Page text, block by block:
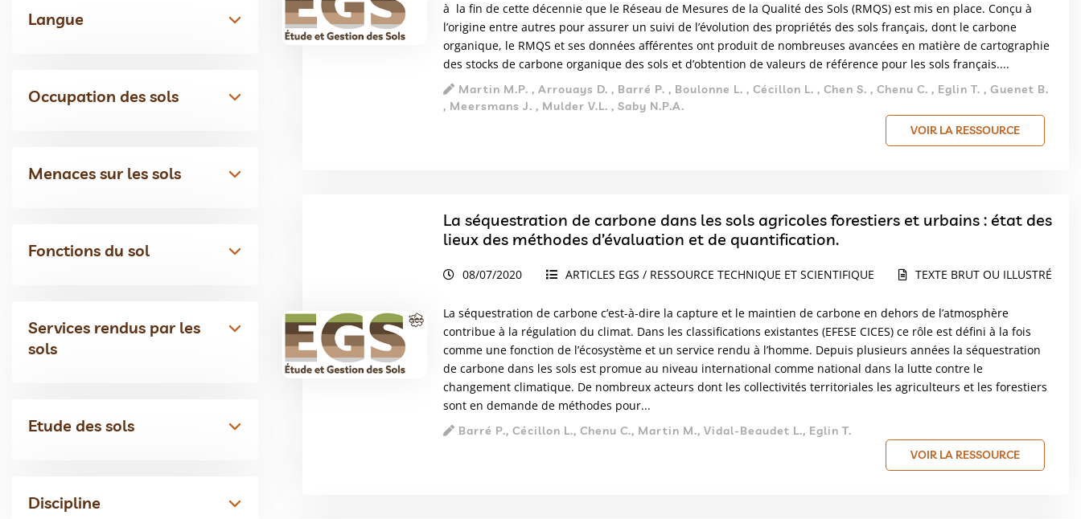
Langue
Occupation des sols
Menaces sur les sols
Fonctions du sol
Services rendus par les
sols
Etude des sols
Discipline
à la fin de cette décennie que le Réseau de Mesures de la Qualité des Sols (RMQS) est mis en place. Conçu à
l’origine entre autres pour assurer un suivi de l’évolution des propriétés des sols français, dont le carbone
organique, le RMQS et ses données afférentes ont produit de nombreuses avancées en matière de cartographie
des stocks de carbone organique des sols et d’obtention de valeurs de référence pour les sols français....
Martin M.P. , Arrouays D. , Barré P. , Boulonne L. , Cécillon L. , Chen S. , Chenu C. , Eglin T. , Guenet B.
, Meersmans J. , Mulder V.L. , Saby N.P.A.
VOIR LA RESSOURCE
La séquestration de carbone dans les sols agricoles forestiers et urbains : état des
lieux des méthodes d’évaluation et de quantification.
08/07/2020 ARTICLES EGS / RESSOURCE TECHNIQUE ET SCIENTIFIQUE TEXTE BRUT OU ILLUSTRÉ
La séquestration de carbone c’est-à-dire la capture et le maintien de carbone en dehors de l’atmosphère
contribue à la régulation du climat. Dans les classifications existantes (EFESE CICES) ce rôle est défini à la fois
comme une fonction de l’écosystème et un service rendu à l’homme. Depuis plusieurs années la séquestration
de carbone dans les sols est promue au niveau international comme national dans la lutte contre le
changement climatique. De nombreux acteurs dont les collectivités territoriales les agriculteurs et les forestiers
sont en demande de méthodes pour...
Barré P., Cécillon L., Chenu C., Martin M., Vidal-Beaudet L., Eglin T.
VOIR LA RESSOURCE